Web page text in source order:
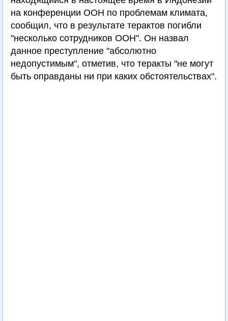
на конференции ООН по проблемам климата,
сообщил, что в результате терактов погибли
"несколько сотрудников ООН". Он назвал
данное преступление "абсолютно
недопустимым", отметив, что теракты "не могут
быть оправданы ни при каких обстоятельствах".